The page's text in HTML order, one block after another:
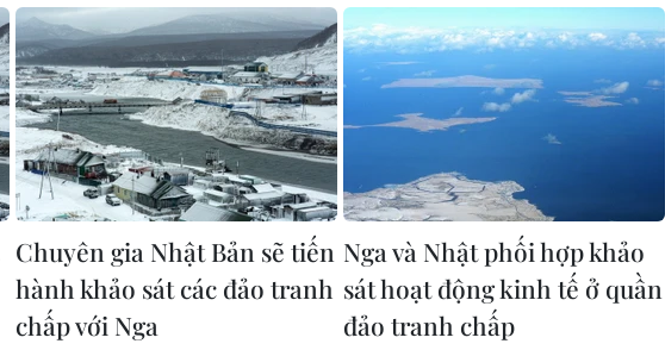
Chuyên gia Nhật Bản sẽ tiến
hành khảo sát các đảo tranh
chấp với Nga
Nga và Nhật phối hợp khảo
sát hoạt động kinh tế ở quần
đảo tranh chấp